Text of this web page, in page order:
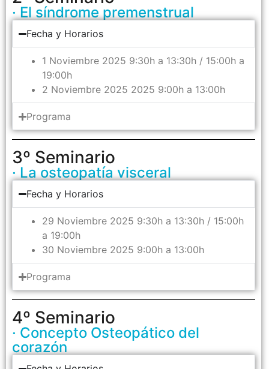
· El síndrome premenstrual
Fecha y Horarios
1 Noviembre 2025 9:30h a 13:30h / 15:00h a
19:00h
2 Noviembre 2025 2025 9:00h a 13:00h
Programa
3º Seminario
· La osteopatía visceral
Fecha y Horarios
29 Noviembre 2025 9:30h a 13:30h / 15:00h
a 19:00h
30 Noviembre 2025 9:00h a 13:00h
Programa
4º Seminario
· Concepto Osteopático del
corazón